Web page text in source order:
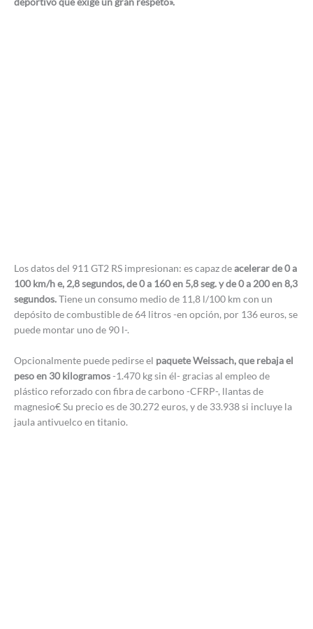
Los datos del 911 GT2 RS impresionan: es capaz deacelerar de 0 a
100 km/h e, 2,8 segundos, de 0 a 160 en 5,8 seg. y de 0 a 200 en 8,3
segundos.Tiene un consumo medio de 11,8 l/100 km con un
depósito de combustible de 64 litros -en opción, por 136 euros, se
puede montar uno de 90 l-.
Opcionalmente puede pedirse el paquete Weissach, que rebaja el
peso en 30 kilogramos-1.470 kg sin él- gracias al empleo de
plástico reforzado con fibra de carbono -CFRP-, llantas de
magnesio€ Su precio es de 30.272 euros, y de 33.938 si incluye la
jaula antivuelco en titanio.